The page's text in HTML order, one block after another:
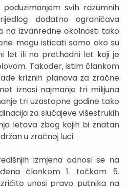
svih razumnih
dodatno ograničava
na izvanredne okolnosti tako
mogu isticati samo ako su
let ili na prethodni let koji je
Također, istim člankom
kriznih planova za zračne
iznosi najmanje tri milijuna
tri uzastopne godine tako
za slučajeve višestrukih
letova zbog kojih bi znatan
u zračnoj luci.
izmjena odnosi se na
člankom 1. točkom 5.
unosi pravo putnika na